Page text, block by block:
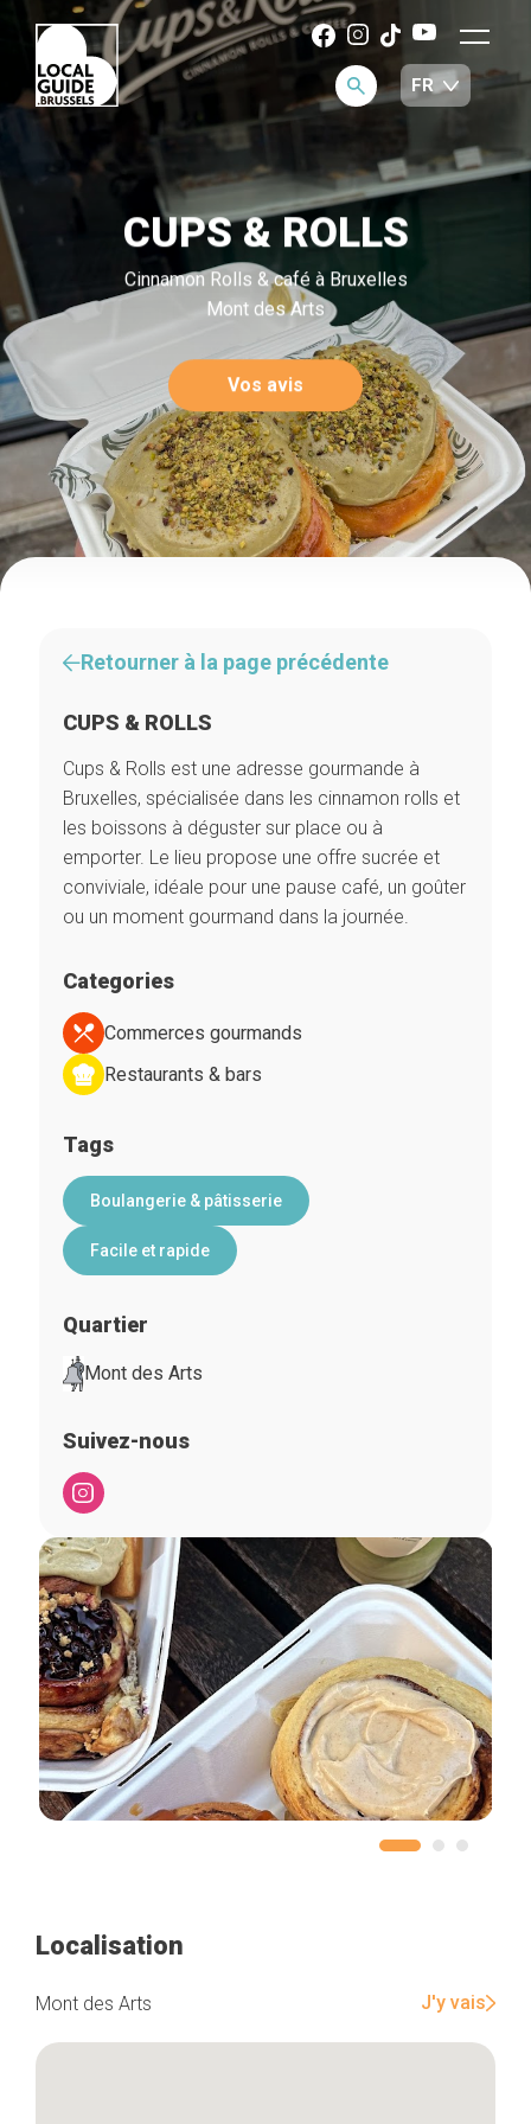
CUPS & ROLLS
Cinnamon Rolls & café à Bruxelles
Mont des Arts
Vos avis
Retourner à la page précédente
CUPS & ROLLS
Cups & Rolls est une adresse gourmande à
Bruxelles, spécialisée dans les cinnamon rolls et
les boissons à déguster sur place ou à
emporter. Le lieu propose une offre sucrée et
conviviale, idéale pour une pause café, un goûter
ou un moment gourmand dans la journée.
Categories
Commerces gourmands
Restaurants & bars
Tags
Boulangerie & pâtisserie
Facile et rapide
Quartier
Mont des Arts
Suivez-nous
Localisation
Mont des Arts J'y vais